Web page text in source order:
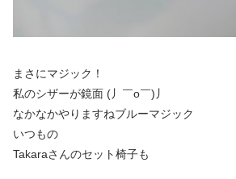
まさにマジック！
私のシザーが鏡面 (丿￣ο￣)丿
なかなかやりますねブルーマジック
いつもの
Takaraさんのセット椅子も